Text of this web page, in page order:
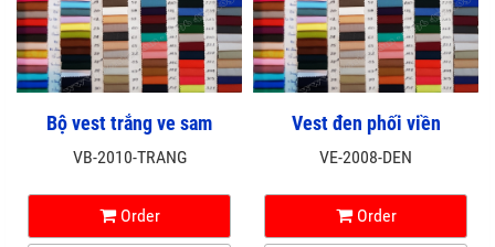
Bộ vest trắng ve sam
VB-2010-TRANG
Order
Vest đen phối viền
VE-2008-DEN
Order